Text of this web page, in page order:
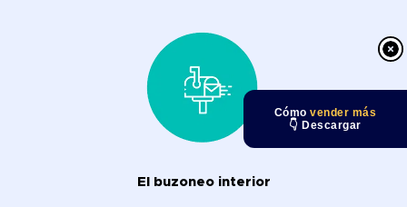
Cómovender más
👇 Descargar
El buzoneo interior